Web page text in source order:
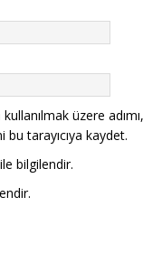
üzere adımı,
tarayıcıya kaydet.
bilgilendir.